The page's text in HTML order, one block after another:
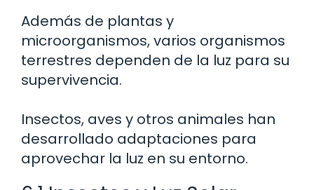
Además de plantas y
microorganismos, varios organismos
terrestres dependen de la luz para su
supervivencia.
Insectos, aves y otros animales han
desarrollado adaptaciones para
aprovechar la luz en su entorno.